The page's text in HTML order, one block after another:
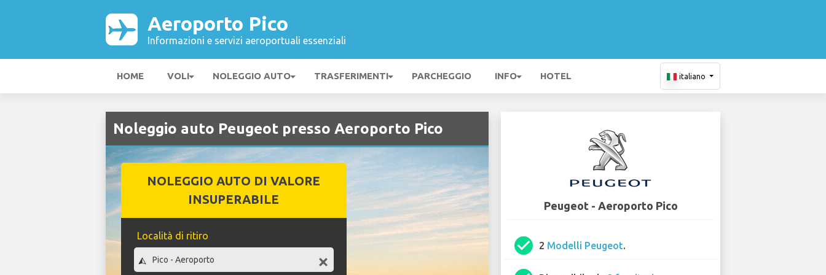
Aeroporto Pico
Informazioni e servizi aeroportuali essenziali
HOME VOLI NOLEGGIO AUTO TRASFERIMENTI PARCHEGGIO INFO HOTEL italiano
Noleggio auto Peugeot presso Aeroporto Pico
NOLEGGIO AUTO DI VALORE
INSUPERABILE
Località di ritiro
Peugeot - Aeroporto Pico
check_circle 2 Modelli Peugeot.